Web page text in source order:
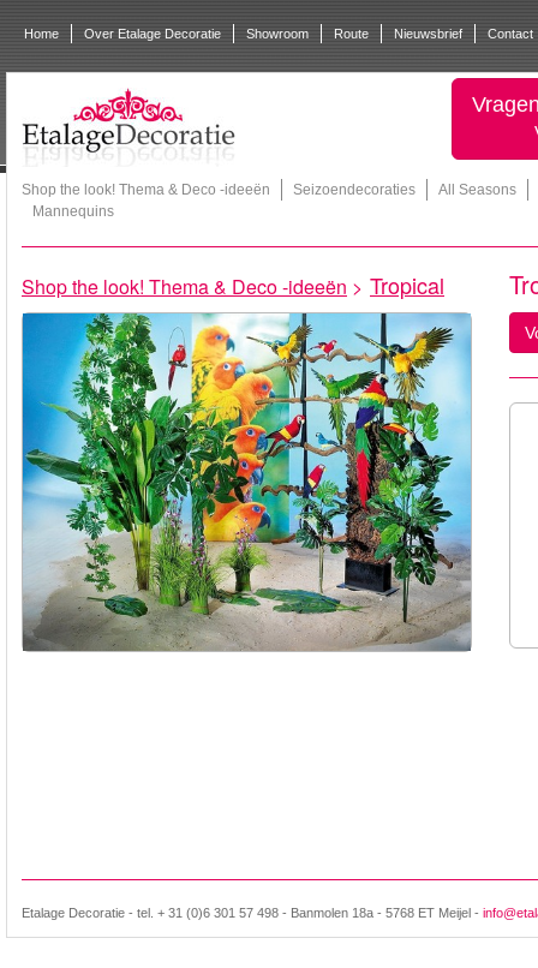
Home Over Etalage Decoratie Showroom Route Nieuwsbrief Contact
Shop the look! Thema & Deco -ideeën Seizoendecoraties
All Seasons
Mannequins
Shop the look! Thema & Deco -ideeën > Tropical
Etalage Decoratie - tel. + 31 (0)6 301 57 498 - Banmolen 18a - 5768 ET Meijel -